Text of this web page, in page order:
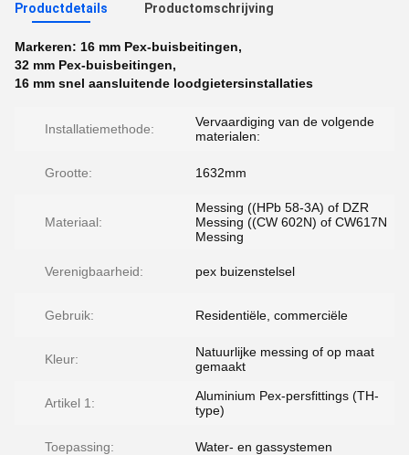
Productdetails Productomschrijving
Markeren: 16 mm Pex-buisbeitingen,
32 mm Pex-buisbeitingen,
16 mm snel aansluitende loodgietersinstallaties
Installatiemethode:
Vervaardiging van de volgende
materialen:
Grootte: 1632mm
Materiaal:
Messing ((HPb 58-3A) of DZR
Messing ((CW 602N) of CW617N
Messing
Verenigbaarheid: pex buizenstelsel
Gebruik: Residentiële, commerciële
Kleur:
Natuurlijke messing of op maat
gemaakt
Artikel 1:
Aluminium Pex-persfittings (TH-
type)
Toepassing: Water- en gassystemen